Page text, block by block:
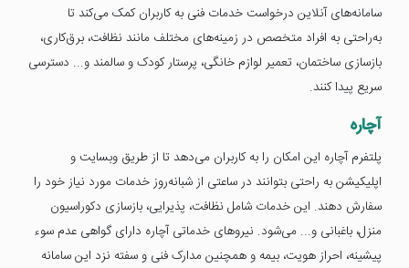
سامانه‌های آنلاین درخواست خدمات فنی به کاربران کمک می‌کند تا
به‌راحتی به افراد متخصص در زمینه‌های مختلف مانند نظافت، برق‌کاری،
بازسازی ساختمان، تعمیر لوازم خانگی، پرستار کودک و سالمند و... دسترسی
سریع پیدا کنند.
آچاره
پلتفرم آچاره این امکان را به کاربران می‌دهد تا از طریق وبسایت و
اپلیکیشن به راحتی بتوانند در ساعتی از شبانه‌روز خدمات مورد نیاز خود را
سفارش دهند. این خدمات شامل نظافت، پذیرایی، بازسازی دکوراسیون
منزل، باغبانی و... می‌شود. نیروهای خدماتی آچاره دارای گواهی عدم سوء
پیشینه، احراز هویت، بیمه و همچنین مدارک فنی و سفته نزد این سامانه